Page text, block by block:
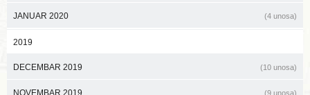
JANUAR 2020 (4 unosa)
2019
DECEMBAR 2019 (10 unosa)
NOVEMBAR 2019 (9 unosa)